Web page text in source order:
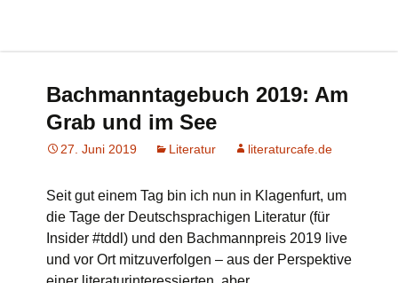
Bachmanntagebuch 2019: Am
Grab und im See
27. Juni 2019 Literatur literaturcafe.de
Seit gut einem Tag bin ich nun in Klagenfurt, um
die Tage der Deutschsprachigen Literatur (für
Insider #tddl) und den Bachmannpreis 2019 live
und vor Ort mitzuverfolgen – aus der Perspektive